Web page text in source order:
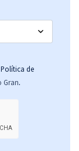
Política de
Gran.